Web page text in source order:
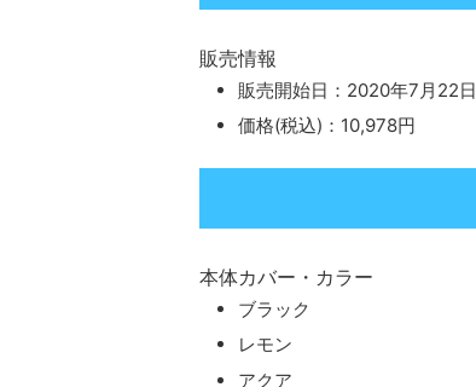
販売情報
販売開始日：2020年7月22日
価格(税込)：10,978円
本体カバー・カラー
ブラック
レモン
アクア